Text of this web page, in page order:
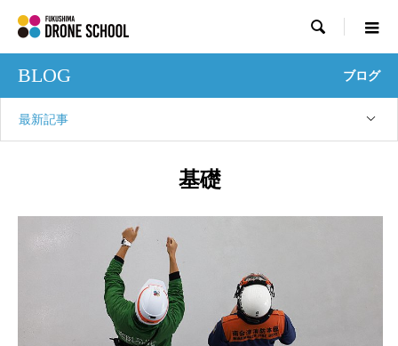

BLOG ブログ
最新記事
基礎